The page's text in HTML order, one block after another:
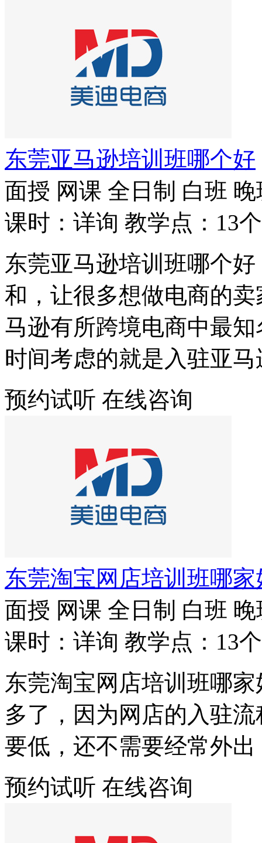
东莞亚马逊培训班哪个好
面授 网课 全日制 白班 晚
课时：详询 教学点：13个
东莞亚马逊培训班哪个
和，让很多想做电商的
马逊有所跨境电商中最
时间考虑的就是入驻亚马
预约试听 在线咨询
东莞淘宝网店培训班哪家
面授 网课 全日制 白班 晚
课时：详询 教学点：13个
东莞淘宝网店培训班哪
多了，因为网店的入驻
要低，还不需要经常外
预约试听 在线咨询